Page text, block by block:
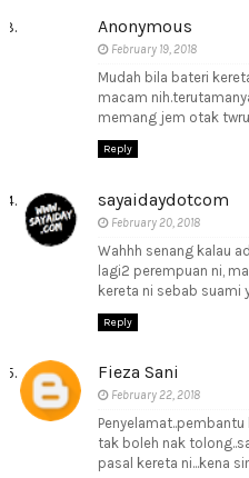
Anonymous
February 19, 2018
Mudah bila bateri
macam
memang jem otak
Reply
sayaidaydotcom
February 20, 2018
Wahhh senang kalau
lagi2 perempuan ni,
kereta ni sebab suami
Reply
Fieza Sani
February 22, 2018
tak boleh nak
pasal kereta ni...kena